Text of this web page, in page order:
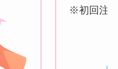
※初回注